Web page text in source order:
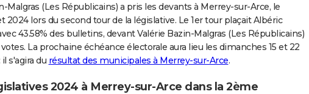
Malgras (Les Républicains) a pris les devants à Merrey-sur-Arce, le
2024 lors du second tour de la législative. Le 1er tour plaçait Albéric
43.58% des bulletins, devant Valérie Bazin-Malgras (Les Républicains)
La prochaine échéance électorale aura lieu les dimanches 15 et 22
s'agira du résultat des municipales à Merrey-sur-Arce.
2024 à Merrey-sur-Arce dans la 2ème